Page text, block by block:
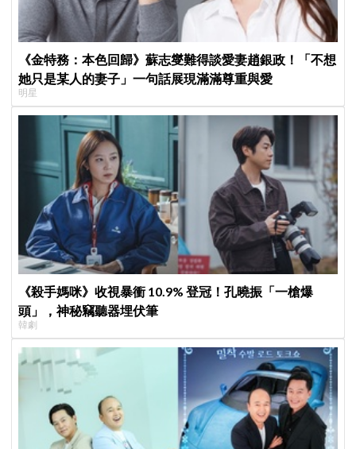
《金特務：本色回歸》蘇志燮難得談愛妻趙銀政！「不想
她只是某人的妻子」一句話展現滿滿尊重與愛
明星
《殺手媽咪》收視暴衝 10.9% 登冠！孔曉振「一槍爆
頭」，神秘竊聽器埋伏筆
韓劇